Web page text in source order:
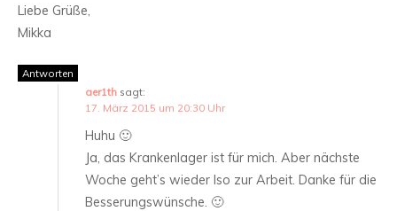
Liebe Grüße,
Mikka
Antworten
aer1th sagt:
17. März 2015 um 20:30 Uhr
Huhu 🙂
Ja, das Krankenlager ist für mich. Aber nächste
Woche geht’s wieder lso zur Arbeit. Danke für die
Besserungswünsche. 🙂